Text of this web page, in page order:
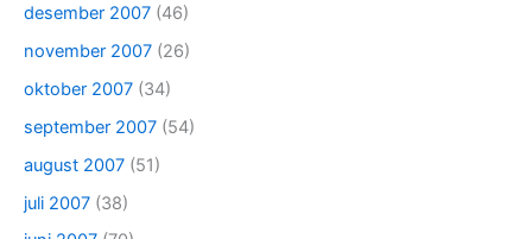
desember 2007 (46)
november 2007 (26)
oktober 2007 (34)
september 2007 (54)
august 2007 (51)
juli 2007 (38)